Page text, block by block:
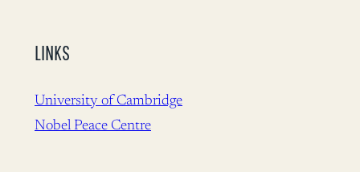
LINKS
University of Cambridge
Nobel Peace Centre